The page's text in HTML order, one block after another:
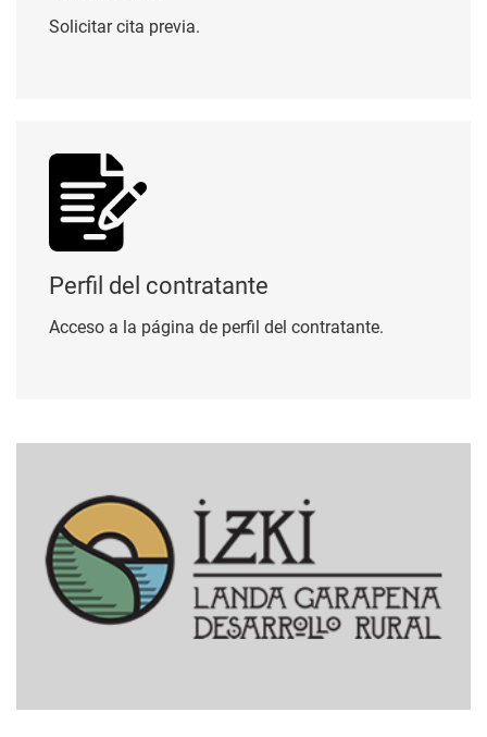
Solicitar cita previa.
Perfil del contratante
Acceso a la página de perfil del contratante.